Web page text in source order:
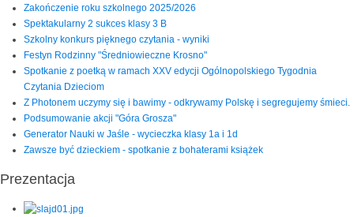
Zakończenie roku szkolnego 2025/2026
Spektakularny 2 sukces klasy 3 B
Szkolny konkurs pięknego czytania - wyniki
Festyn Rodzinny "Średniowieczne Krosno"
Spotkanie z poetką w ramach XXV edycji Ogólnopolskiego Tygodnia
Czytania Dzieciom
Z Photonem uczymy się i bawimy - odkrywamy Polskę i segregujemy śmieci.
Podsumowanie akcji "Góra Grosza"
Generator Nauki w Jaśle - wycieczka klasy 1a i 1d
Zawsze być dzieckiem - spotkanie z bohaterami książek
Prezentacja